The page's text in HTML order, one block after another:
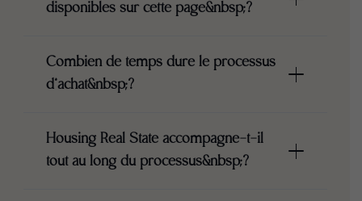
disponibles sur cette page&nbsp;?
Combien de temps dure le processus
d’achat&nbsp;?
Housing Real State accompagne-t-il
tout au long du processus&nbsp;?